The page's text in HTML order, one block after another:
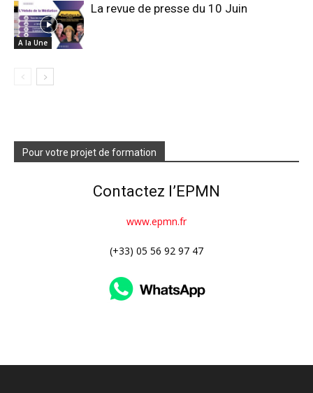
A la Une
La revue de presse du 10 Juin
Pour votre projet de formation
Contactez l’EPMN
www.epmn.fr
(+33) 05 56 92 97 47